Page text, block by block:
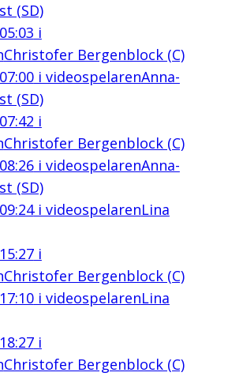
(SD)
i
Christofer Bergenblock (C)
i videospelarenAnna-
(SD)
i
Christofer Bergenblock (C)
i videospelarenAnna-
(SD)
i videospelarenLina
i
Christofer Bergenblock (C)
i videospelarenLina
i
Christofer Bergenblock (C)